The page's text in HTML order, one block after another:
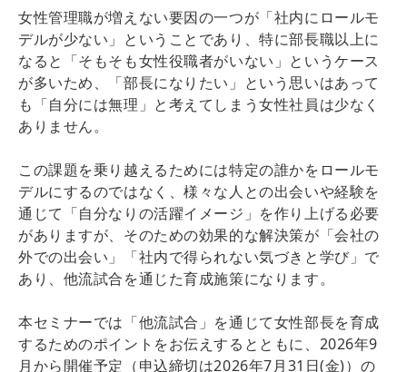
女性管理職が増えない要因の一つが「社内にロールモ
デルが少ない」ということであり、特に部長職以上に
なると「そもそも女性役職者がいない」というケース
が多いため、「部長になりたい」という思いはあって
も「自分には無理」と考えてしまう女性社員は少なく
ありません。
この課題を乗り越えるためには特定の誰かをロールモ
デルにするのではなく、様々な人との出会いや経験を
通じて「自分なりの活躍イメージ」を作り上げる必要
がありますが、そのための効果的な解決策が「会社の
外での出会い」「社内で得られない気づきと学び」で
あり、他流試合を通じた育成施策になります。
本セミナーでは「他流試合」を通じて女性部長を育成
するためのポイントをお伝えするとともに、2026年9
月から開催予定（申込締切は2026年7月31日(金)）の